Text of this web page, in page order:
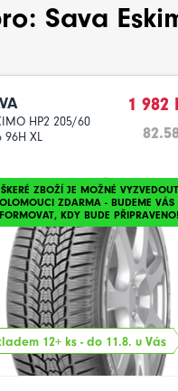
Sava
HP2 205/60
96H XL
1 982
ZBOŽÍ JE MOŽNÉ VYZVEDOUT
ZDARMA - BUDEME VÁS
KDY BUDE PŘIPRAVENO!
12+ ks - do 11.8. u Vás